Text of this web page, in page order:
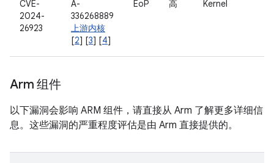
CVE-
2024-
26923
A-
336268889
上游内核
[2] [3] [4]
EoP 高 Kernel
Arm 组件
以下漏洞会影响 ARM 组件，请直接从 Arm 了解更多详细信
息。这些漏洞的严重程度评估是由 Arm 直接提供的。